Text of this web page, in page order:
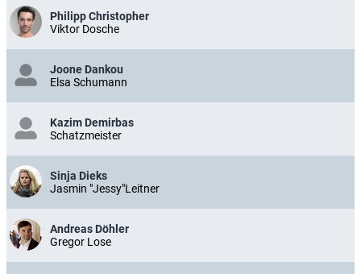
Philipp Christopher
Viktor Dosche
Joone Dankou
Elsa Schumann
Kazim Demirbas
Schatzmeister
Sinja Dieks
Jasmin "Jessy"Leitner
Andreas Döhler
Gregor Lose